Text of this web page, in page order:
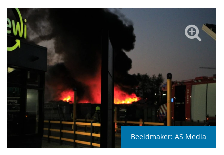
Beeldmaker: AS Media